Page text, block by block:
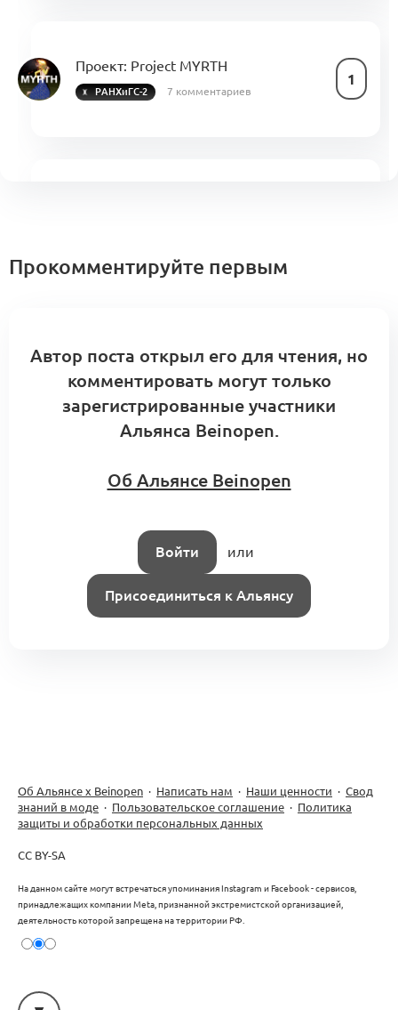
Проект: Project MYRTH
1
РАНХиГС-2 7 комментариев
Ильи Кочетова
0
0 комментариев
модой. Продакт-менеджмент».
Прокомментируйте первым
Автор поста открыл его для чтения, но
комментировать могут только
зарегистрированные участники
Альянса Beinopen.
Об Альянсе Beinopen
Войти или
Присоединиться к Альянсу
Об Альянсе х Beinopen · Написать нам · Наши ценности · Свод
знаний в моде · Пользовательское соглашение · Политика
защиты и обработки персональных данных
CC BY-SA
На данном сайте могут встречаться упоминания Instagram и Facebook - сервисов,
принадлежащих компании Meta, признанной экстремистской организацией,
деятельность которой запрещена на территории РФ.